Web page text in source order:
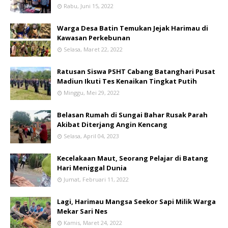
Rabu, Juni 15, 2022
Warga Desa Batin Temukan Jejak Harimau di
Kawasan Perkebunan
Selasa, Maret 22, 2022
Ratusan Siswa PSHT Cabang Batanghari Pusat
Madiun Ikuti Tes Kenaikan Tingkat Putih
Minggu, Mei 29, 2022
Belasan Rumah di Sungai Bahar Rusak Parah
Akibat Diterjang Angin Kencang
Selasa, April 04, 2023
Kecelakaan Maut, Seorang Pelajar di Batang
Hari Meniggal Dunia
Jumat, Februari 11, 2022
Lagi, Harimau Mangsa Seekor Sapi Milik Warga
Mekar Sari Nes
Kamis, Maret 24, 2022